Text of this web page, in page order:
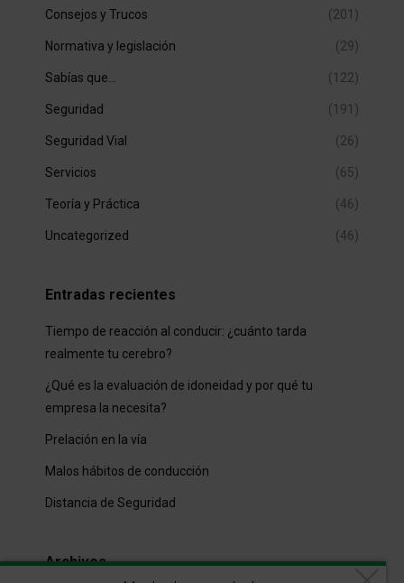
Consejos y Trucos (201)
Normativa y legislación (29)
Sabías que… (122)
Seguridad (191)
Seguridad Vial (26)
Servicios (65)
Teoría y Práctica (46)
Uncategorized (46)
Entradas recientes
Tiempo de reacción al conducir: ¿cuánto tarda
realmente tu cerebro?
¿Qué es la evaluación de idoneidad y por qué tu
empresa la necesita?
Prelación en la vía
Malos hábitos de conducción
Distancia de Seguridad
Archivos